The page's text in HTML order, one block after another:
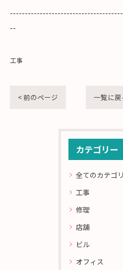
--
工事
< 前のページ 一覧に戻
カテゴリー
全てのカテゴ
工事
修理
店舗
ビル
オフィス